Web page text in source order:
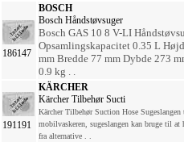
186147
BOSCH
Bosch Håndstøvsuger
Bosch GAS 10 8 V-LI
Opsamlingskapacitet 0.35 L
mm Bredde 77 mm Dybde 273
0.9 kg . .
191191
KÄRCHER
Kärcher Tilbehør Sucti
Kärcher Tilbehør Suction Hose
mobilvaskeren, sugeslangen kan bruge til at
fra alternative . .